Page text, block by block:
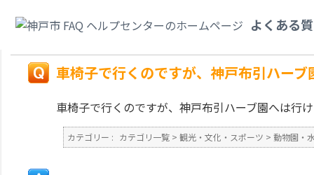
よくある
か？
車椅子で行くのですが、神戸布引ハー
車椅子で行くのですが、神戸布引ハーブ園へは行
カテゴリー : カテゴリ一覧 > 観光・文化・スポーツ > 動物園・